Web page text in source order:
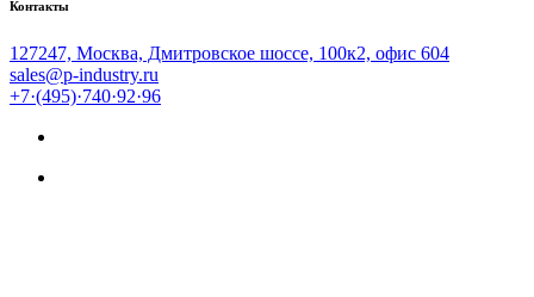
Контакты
127247, Москва, Дмитровское шоссе, 100к2, офис 604
sales@p-industry.ru
+7·(495)·740·92·96